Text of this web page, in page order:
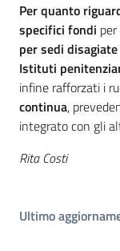
Per quanto
specifici fondi
per sedi
Istituti
infine rafforzati i
continua,
integrato con gli
Rita Costi
Ultimo